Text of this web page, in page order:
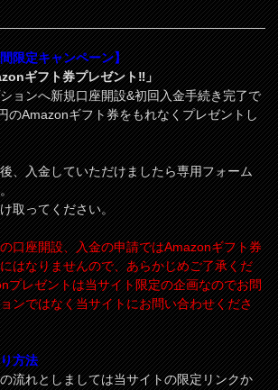
限定キャンペーン】
ギフト券プレゼント‼」
ョンへ新規口座開設&初回入金手続き完了で
のAmazonギフト券をもれなくプレゼントし
、入金していただけましたら専用フォーム
取ってください。
口座開設、入金の申請ではAmazonギフト券
はなりませんので、あらかじめご了承くだ
プレゼントは当サイト限定の企画なのでお問
ンではなく当サイトにお問い合わせくださ
方法
流れとしましては当サイトの限定リンクか